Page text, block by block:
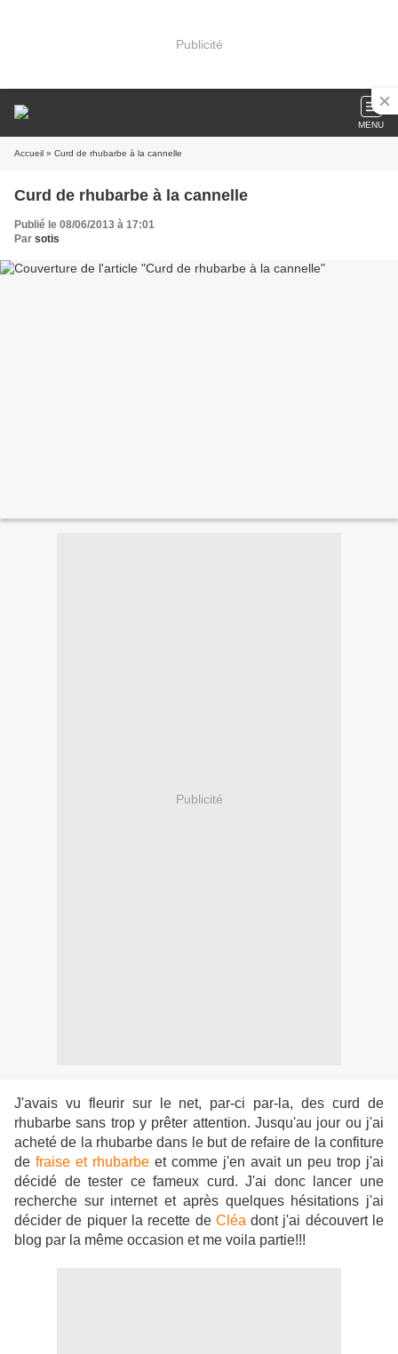
Publicité
MENU
Accueil » Curd de rhubarbe à la cannelle
Curd de rhubarbe à la cannelle
Publié le 08/06/2013 à 17:01
Par sotis
Publicité
J'avais vu fleurir sur le net, par-ci par-la, des curd de
rhubarbe sans trop y prêter attention. Jusqu'au jour ou j'ai
acheté de la rhubarbe dans le but de refaire de la confiture
de fraise et rhubarbe et comme j'en avait un peu trop j'ai
décidé de tester ce fameux curd. J'ai donc lancer une
recherche sur internet et après quelques hésitations j'ai
décider de piquer la recette de Cléa dont j'ai découvert le
blog par la même occasion et me voila partie!!!